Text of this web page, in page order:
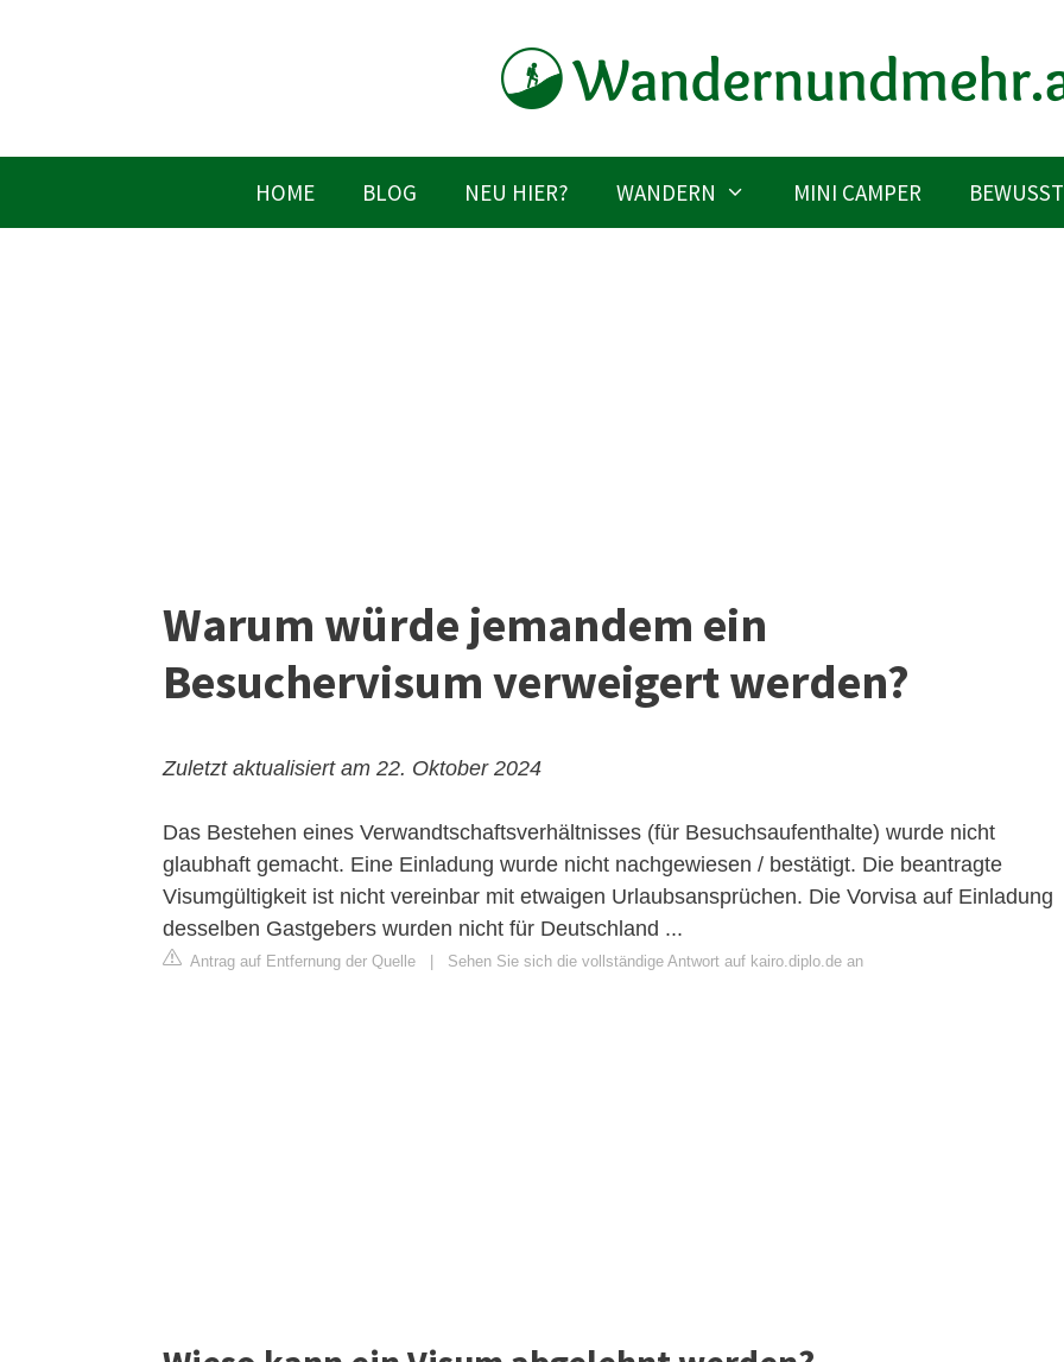
HOME BLOG NEU HIER? WANDERN MINI CAMPER
Warum würde jemandem ein
Besuchervisum verweigert werden?
Zuletzt aktualisiert am 22. Oktober 2024
Das Bestehen eines Verwandtschaftsverhältnisses (für Besuchsaufenthalte) wurde nicht
glaubhaft gemacht. Eine Einladung wurde nicht nachgewiesen / bestätigt. Die beantragte
Visumgültigkeit ist nicht vereinbar mit etwaigen Urlaubsansprüchen. Die Vorvisa auf Einladung
desselben Gastgebers wurden nicht für Deutschland ...
Antrag auf Entfernung der Quelle Sehen Sie sich die vollständige Antwort auf kairo.diplo.de an